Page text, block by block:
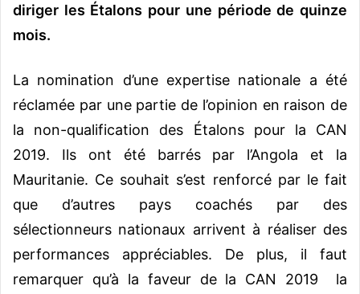
diriger les Étalons pour une période de quinze
mois.
La nomination d’une expertise nationale a été
réclamée par une partie de l’opinion en raison de
la non-qualification des Étalons pour la CAN
2019. Ils ont été barrés par l’Angola et la
Mauritanie. Ce souhait s’est renforcé par le fait
que d’autres pays coachés par des
sélectionneurs nationaux arrivent à réaliser des
performances appréciables. De plus, il faut
remarquer qu’à la faveur de la CAN 2019 la